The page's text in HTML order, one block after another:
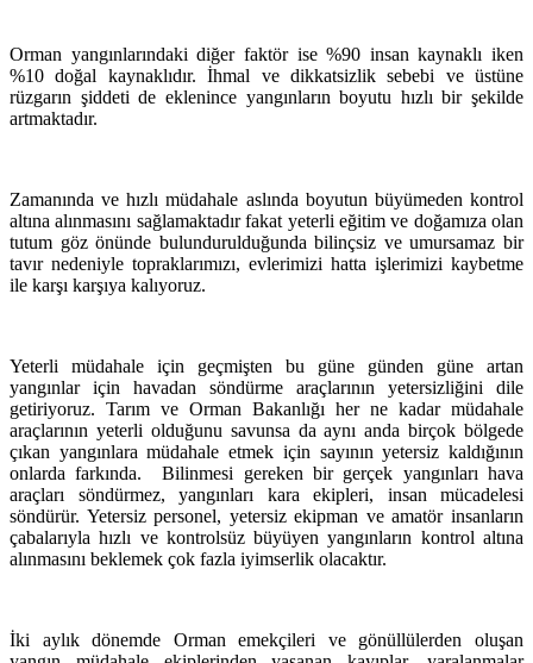
Orman yangınlarındaki diğer faktör ise %90 insan kaynaklı iken
%10 doğal kaynaklıdır. İhmal ve dikkatsizlik sebebi ve üstüne
rüzgarın şiddeti de eklenince yangınların boyutu hızlı bir şekilde
artmaktadır.
Zamanında ve hızlı müdahale aslında boyutun büyümeden kontrol
altına alınmasını sağlamaktadır fakat yeterli eğitim ve doğamıza olan
tutum göz önünde bulundurulduğunda bilinçsiz ve umursamaz bir
tavır nedeniyle topraklarımızı, evlerimizi hatta işlerimizi kaybetme
ile karşı karşıya kalıyoruz.
Yeterli müdahale için geçmişten bu güne günden güne artan
yangınlar için havadan söndürme araçlarının yetersizliğini dile
getiriyoruz. Tarım ve Orman Bakanlığı her ne kadar müdahale
araçlarının yeterli olduğunu savunsa da aynı anda birçok bölgede
çıkan yangınlara müdahale etmek için sayının yetersiz kaldığının
onlarda farkında. Bilinmesi gereken bir gerçek yangınları hava
araçları söndürmez, yangınları kara ekipleri, insan mücadelesi
söndürür. Yetersiz personel, yetersiz ekipman ve amatör insanların
çabalarıyla hızlı ve kontrolsüz büyüyen yangınların kontrol altına
alınmasını beklemek çok fazla iyimserlik olacaktır.
İki aylık dönemde Orman emekçileri ve gönüllülerden oluşan